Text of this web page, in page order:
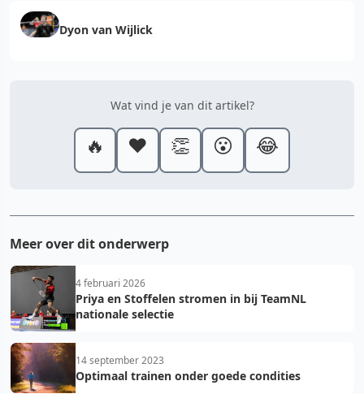
Dyon van Wijlick
Wat vind je van dit artikel?
🔥 ❤️ 👏 😮 😂
Meer over dit onderwerp
4 februari 2026
Priya en Stoffelen stromen in bij TeamNL
nationale selectie
14 september 2023
Optimaal trainen onder goede condities